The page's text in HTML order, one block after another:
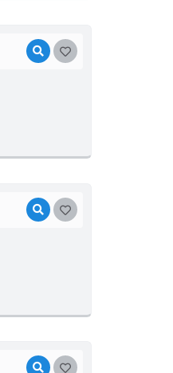
VISUALIZAR
VISUALIZAR
VISUALIZAR